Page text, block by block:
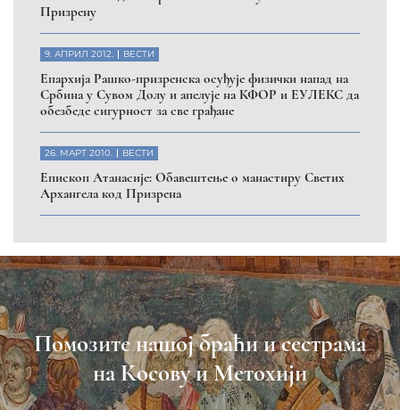
Призрену
9. АПРИЛ 2012. ВЕСТИ
Eпархија Рашко-призренска осуђује физички напад на
Србина у Сувом Долу и апелује на КФОР и ЕУЛЕКС да
обезбеде сигурност за све грађане
26. МАРТ 2010. ВЕСТИ
Eпископ Атанасије: Обавештење о манастиру Светих
Архангела код Призрена
Помозите нашој браћи и сестрама
на Косову и Метохији